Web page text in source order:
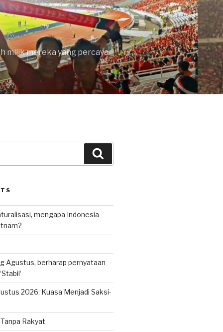
milik mereka yang percaya
mengapa Indonesia
Agustus, berharap pernyataan
2026: Kuasa Menjadi Saksi-
Rakyat